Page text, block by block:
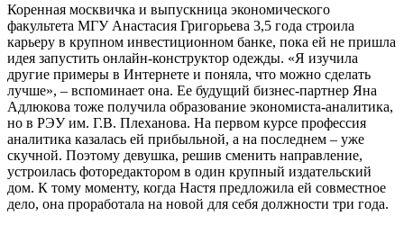
Коренная москвичка и выпускница экономического
факультета МГУ Анастасия Григорьева 3,5 года строила
карьеру в крупном инвестиционном банке, пока ей не пришла
идея запустить онлайн-конструктор одежды. «Я изучила
другие примеры в Интернете и поняла, что можно сделать
лучше», – вспоминает она. Ее будущий бизнес-партнер Яна
Адлюкова тоже получила образование экономиста-аналитика,
но в РЭУ им. Г.В. Плеханова. На первом курсе профессия
аналитика казалась ей прибыльной, а на последнем – уже
скучной. Поэтому девушка, решив сменить направление,
устроилась фоторедактором в один крупный издательский
дом. К тому моменту, когда Настя предложила ей совместное
дело, она проработала на новой для себя должности три года.